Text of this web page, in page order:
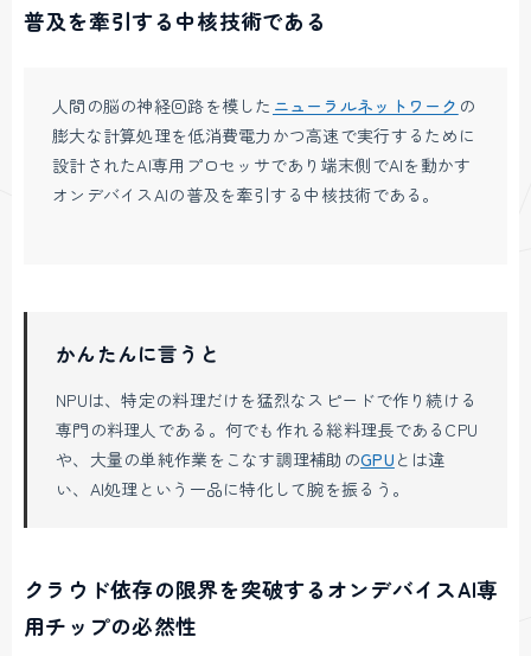
普及を牽引する中核技術である
人間の脳の神経回路を模した ニューラルネットワーク の
膨大な計算処理を低消費電力かつ高速で実行するために
設計されたAI専用プロセッサであり端末側でAIを動かす
オンデバイスAIの普及を牽引する中核技術である。
かんたんに言うと
NPUは、特定の料理だけを猛烈なスピードで作り続ける
専門の料理人である。何でも作れる総料理長であるCPU
や、大量の単純作業をこなす調理補助のGPU とは違
い、AI処理という一品に特化して腕を振るう。
クラウド依存の限界を突破するオンデバイスAI専
用チップの必然性